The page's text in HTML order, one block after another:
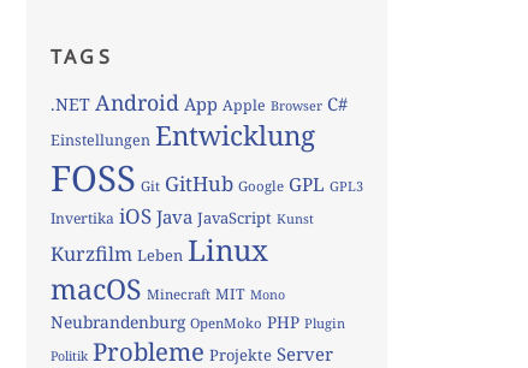
TAGS
.NET Android App Apple Browser C#
Einstellungen Entwicklung
FOSS Git GitHub Google GPL GPL3
Invertika iOS Java JavaScript Kunst
Kurzfilm Leben Linux
macOS Minecraft MIT Mono
Neubrandenburg OpenMoko PHP Plugin
Politik Probleme Projekte Server